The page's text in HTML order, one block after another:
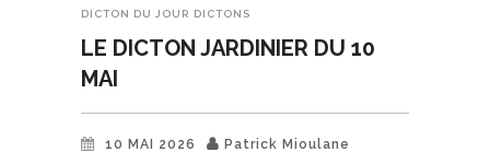
DICTON DU JOUR DICTONS
LE DICTON JARDINIER DU 10
MAI
10 MAI 2026
Patrick Mioulane